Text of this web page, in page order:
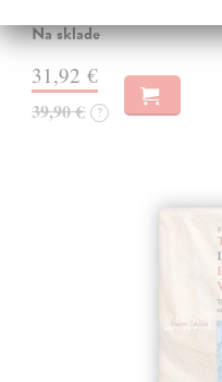
Na sklade
31,92 €
39,90 € ?